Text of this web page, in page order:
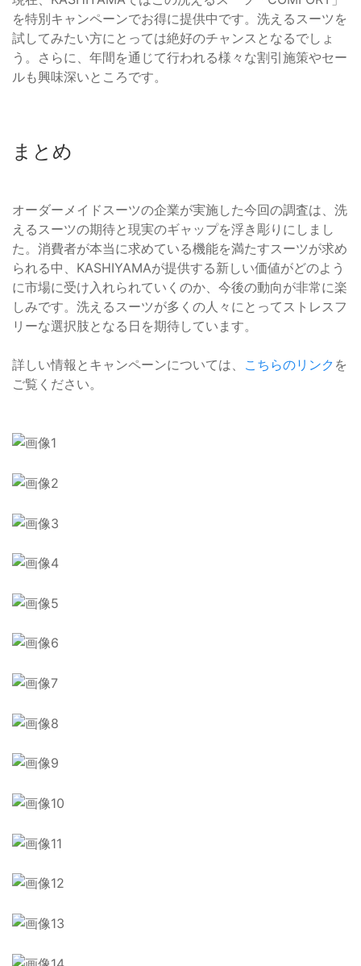
を特別キャンペーンでお得に提供中です。洗えるスーツを
試してみたい方にとっては絶好のチャンスとなるでしょ
う。さらに、年間を通じて行われる様々な割引施策やセー
ルも興味深いところです。
まとめ
オーダーメイドスーツの企業が実施した今回の調査は、洗
えるスーツの期待と現実のギャップを浮き彫りにしまし
た。消費者が本当に求めている機能を満たすスーツが求め
られる中、KASHIYAMAが提供する新しい価値がどのよう
に市場に受け入れられていくのか、今後の動向が非常に楽
しみです。洗えるスーツが多くの人々にとってストレスフ
リーな選択肢となる日を期待しています。
詳しい情報とキャンペーンについては、 こちらのリンク を
ご覧ください。